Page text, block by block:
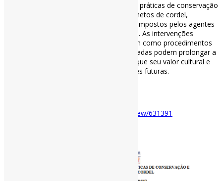
Este estudo evidenciou a importância das práticas de conservação
e preservação aplicadas ao acervo de folhetos de cordel,
especialmente considerando os desafios impostos pelos agentes
de deterioração física, química e biológica. As intervenções
realizadas no LABCOR/UFPB demonstram como procedimentos
adequados e o uso de técnicas especializadas podem prolongar a
vida útil desses documentos, garantindo que seu valor cultural e
histórico seja preservado para as gerações futuras.
https://revistas.um.es/analesdoc/article/view/631391